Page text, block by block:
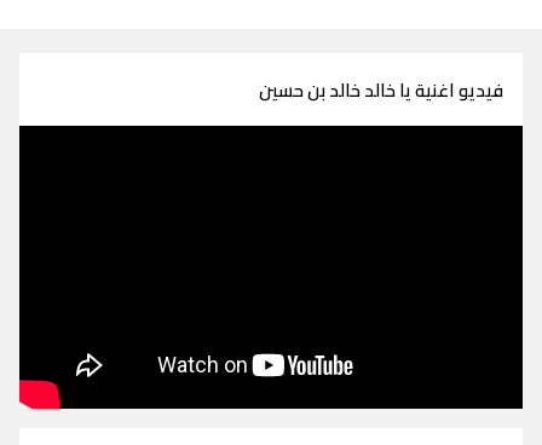
فيديو اغنية يا خالد خالد بن حسين